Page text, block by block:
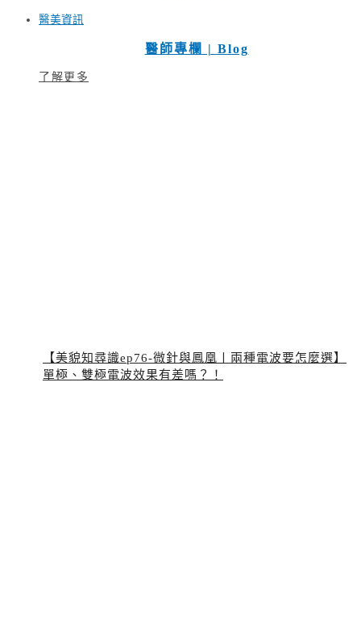
醫美資訊
醫師專欄 | Blog
了解更多
【美貌知尋識ep76-微針與鳳凰〡兩種電波要怎麼選】
單極、雙極電波效果有差嗎？！